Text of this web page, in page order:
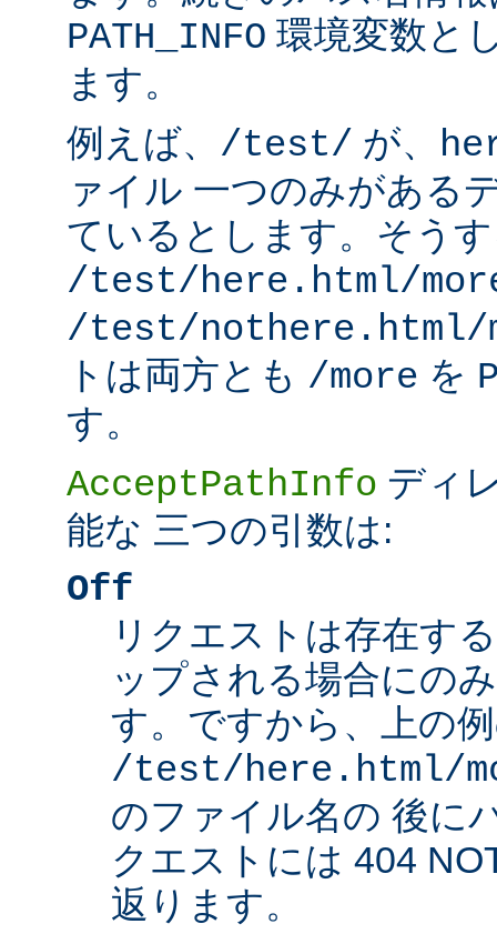
PATH_INFO 環境変数と
ます。
例えば、 /test/ が、
ァイル 一つのみがある
ているとします。そう
/test/here.html/
/test/nothere.html/
トは両方とも /more を
す。
AcceptPathInfo ディ
能な 三つの引数は:
Off
リクエストは存在す
ップされる場合にの
す。ですから、上の
/test/here.html/
のファイル名の 後に
クエストには 404
返ります。